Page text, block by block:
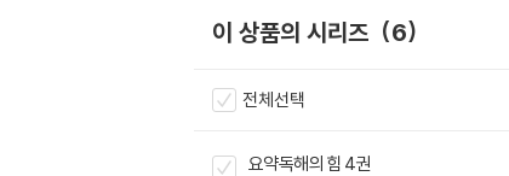
이 상품의 시리즈 6
전체선택
요약독해의 힘 4권